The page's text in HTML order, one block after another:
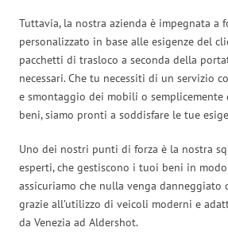
Tuttavia, la nostra azienda è impegnata a
personalizzato in base alle esigenze del
pacchetti di trasloco a seconda della
necessari. Che tu necessiti di un servizio
e smontaggio dei mobili o
beni, siamo pronti a soddisfare le tue
Uno dei nostri punti di forza è la nostra
esperti, che gestiscono i tuoi beni in
assicuriamo che nulla venga danneggiato
grazie all’utilizzo di veicoli moderni e
da Venezia ad Aldershot.